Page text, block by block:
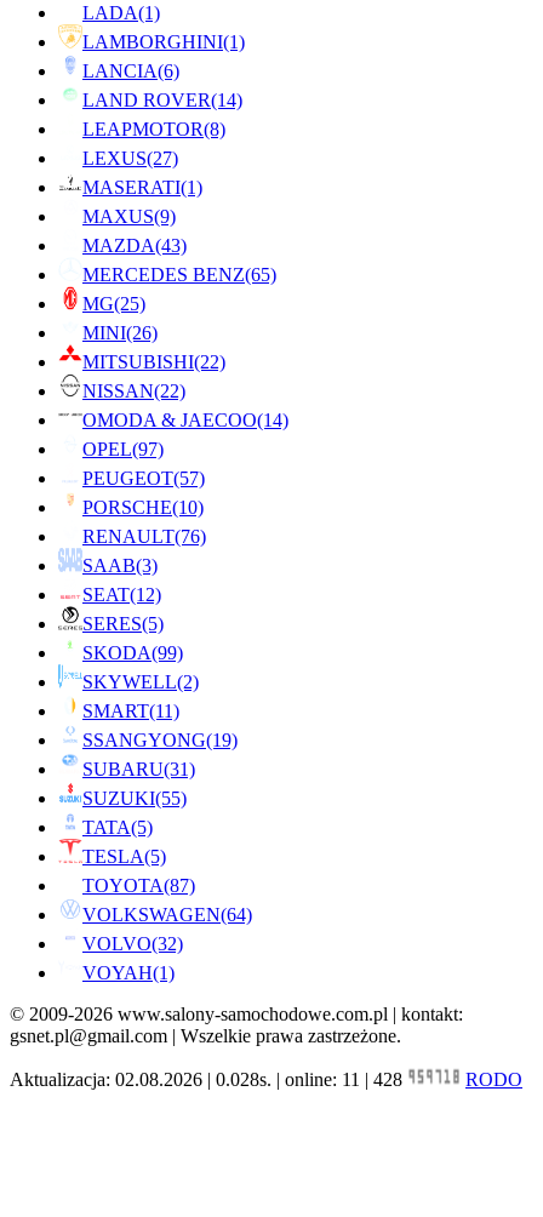
LADA(1)
LAMBORGHINI(1)
LANCIA(6)
LAND ROVER(14)
LEAPMOTOR(8)
LEXUS(27)
MASERATI(1)
MAXUS(9)
MAZDA(43)
MERCEDES BENZ(65)
MG(25)
MINI(26)
MITSUBISHI(22)
NISSAN(22)
OMODA & JAECOO(14)
OPEL(97)
PEUGEOT(57)
PORSCHE(10)
RENAULT(76)
SAAB(3)
SEAT(12)
SERES(5)
SKODA(99)
SKYWELL(2)
SMART(11)
SSANGYONG(19)
SUBARU(31)
SUZUKI(55)
TATA(5)
TESLA(5)
TOYOTA(87)
VOLKSWAGEN(64)
VOLVO(32)
VOYAH(1)
© 2009-2026 www.salony-samochodowe.com.pl | kontakt:
gsnet.pl@gmail.com | Wszelkie prawa zastrzeżone.
Aktualizacja: 02.08.2026 | 0.028s. | online: 11 | 428 RODO